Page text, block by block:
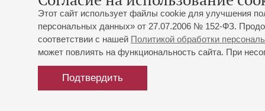
Этот сайт использует файлы cookie для улучшения
персональных данных» от 27.07.2006 № 152-ФЗ.
соответствии с нашей Политикой обработки
может повлиять на функциональность сайта. При
Подтвердить